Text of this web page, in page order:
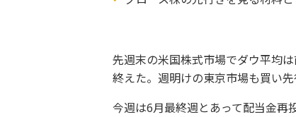
先週末の米国株式市場でダウ平均
終えた。週明けの東京市場も買い先
今週は6月最終週とあって配当金再